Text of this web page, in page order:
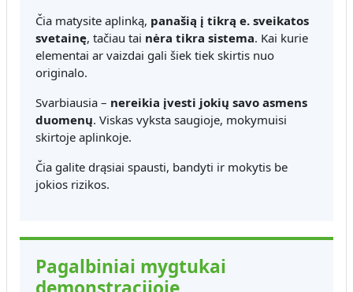
Čia matysite aplinką, panašią į tikrą e. sveikatos
svetainę, tačiau tai nėra tikra sistema. Kai kurie
elementai ar vaizdai gali šiek tiek skirtis nuo
originalo.
Svarbiausia – nereikia įvesti jokių savo asmens
duomenų. Viskas vyksta saugioje, mokymuisi
skirtoje aplinkoje.
Čia galite drąsiai spausti, bandyti ir mokytis be
jokios rizikos.
Pagalbiniai mygtukai